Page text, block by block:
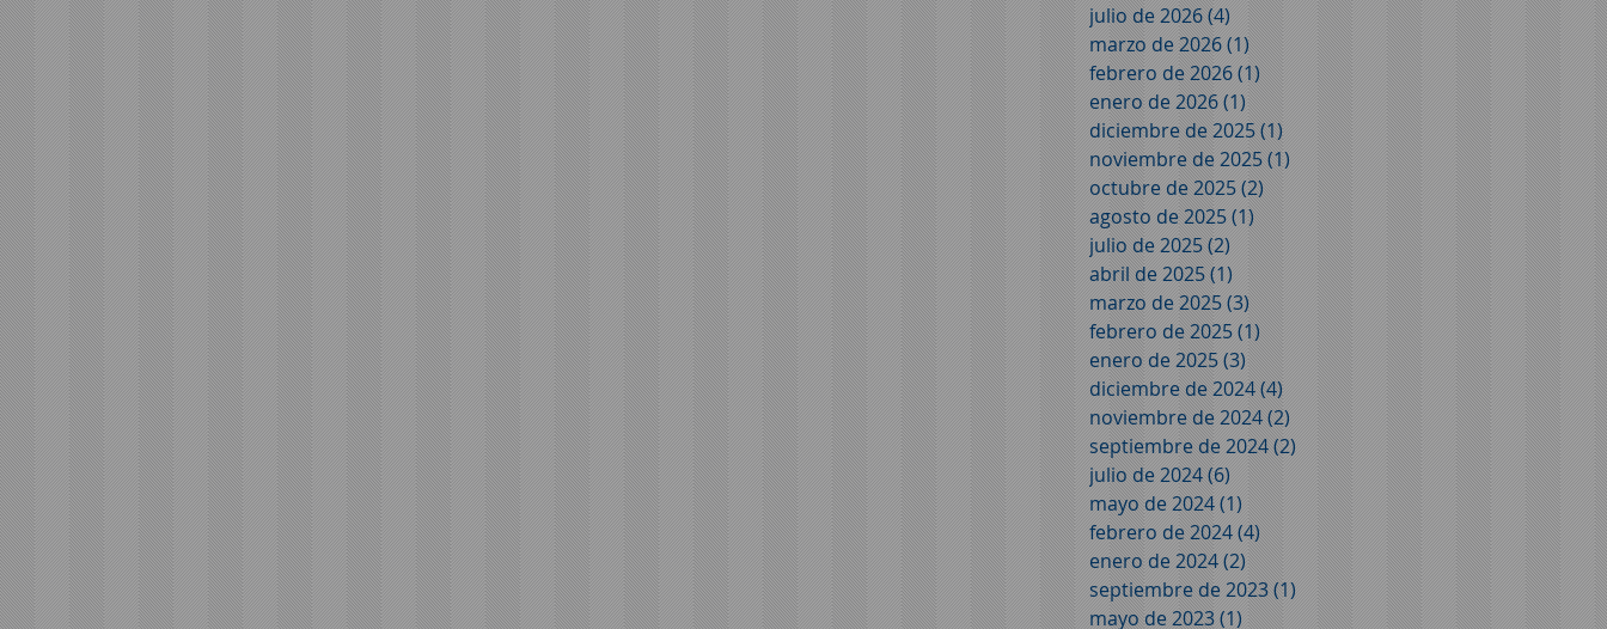
julio de 2026(4)4 entradas
marzo de 2026(1)1 entrada
febrero de 2026(1)1 entrada
enero de 2026(1)1 entrada
diciembre de 2025(1)1 entrada
noviembre de 2025(1)1 entrada
octubre de 2025(2)2 entradas
agosto de 2025(1)1 entrada
julio de 2025(2)2 entradas
abril de 2025(1)1 entrada
marzo de 2025(3)3 entradas
febrero de 2025(1)1 entrada
enero de 2025(3)3 entradas
diciembre de 2024(4)4 entradas
noviembre de 2024(2)2 entradas
septiembre de 2024(2)2 entradas
julio de 2024(6)6 entradas
mayo de 2024(1)1 entrada
febrero de 2024(4)4 entradas
enero de 2024(2)2 entradas
septiembre de 2023(1)1 entrada
mayo de 2023(1)1 entrada